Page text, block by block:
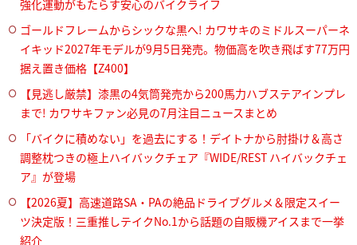
強化運動がもたらす安心のバイクライフ
ゴールドフレームからシックな黒へ! カワサキのミドルスーパーネ
イキッド2027年モデルが9月5日発売。物価高を吹き飛ばす77万円
据え置き価格【Z400】
【見逃し厳禁】漆黒の4気筒発売から200馬力ハブステアインプレ
まで! カワサキファン必見の7月注目ニュースまとめ
「バイクに積めない」を過去にする！デイトナから肘掛け＆高さ
調整枕つきの極上ハイバックチェア『WIDE/REST ハイバックチェ
ア』が登場
【2026夏】高速道路SA・PAの絶品ドライブグルメ＆限定スイー
ツ決定版！三重推しテイクNo.1から話題の自販機アイスまで一挙
紹介